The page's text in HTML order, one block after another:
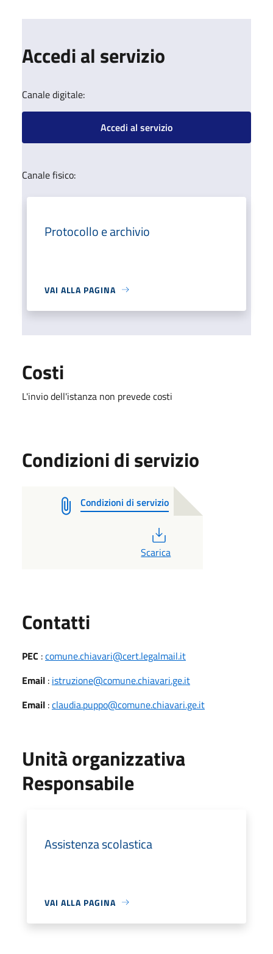
Accedi al servizio
Canale digitale:
Accedi al servizio
Canale fisico:
Protocollo e archivio
VAI ALLA PAGINA
Costi
L'invio dell'istanza non prevede costi
Condizioni di servizio
Condizioni di servizio
Scarica
Contatti
PEC :comune.chiavari@cert.legalmail.it
Email : istruzione@comune.chiavari.ge.it
Email :claudia.puppo@comune.chiavari.ge.it
Unità organizzativa
Responsabile
Assistenza scolastica
VAI ALLA PAGINA